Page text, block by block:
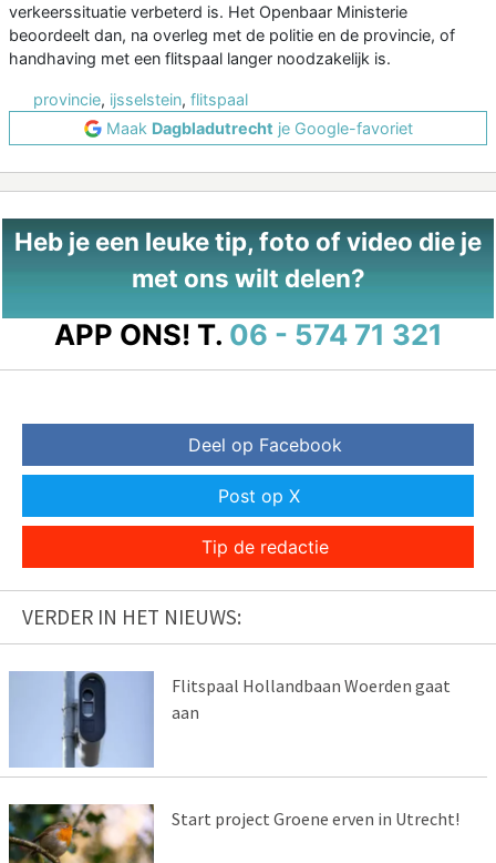
verkeerssituatie verbeterd is. Het Openbaar Ministerie
beoordeelt dan, na overleg met de politie en de provincie, of
handhaving met een flitspaal langer noodzakelijk is.
provincie, ijsselstein, flitspaal
Maak Dagbladutrecht je Google-favoriet
Heb je een leuke tip, foto of video die je
met ons wilt delen?
APP ONS! T. 06 - 574 71 321
Deel op Facebook
Post op X
Tip de redactie
VERDER IN HET NIEUWS:
Flitspaal Hollandbaan Woerden gaat
aan
Start project Groene erven in Utrecht!